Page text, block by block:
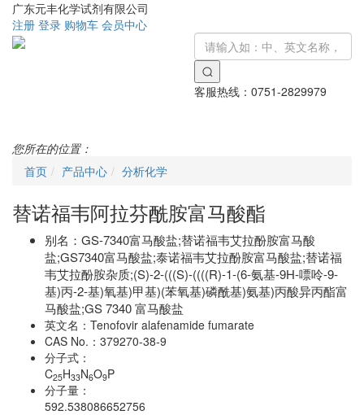
广东元丰化学试剂有限公司
注册 登录 购物车 会员中心
客服热线： 0751-2829979
您所在的位置：
首页
产品中心 分析化学
替诺福韦阿拉芬酰胺富马酸酯
别名： GS-7340富马酸盐;替诺福韦艾拉酚胺富马酸
盐;GS7340富马酸盐;泰诺福韦艾拉酚胺富马酸盐;替诺福
韦艾拉酚胺杂质;(S)-2-(((S)-((((R)-1-(6-氨基-9H-嘌呤-9-
基)丙-2-基)氧基)甲基)(苯氧基)磷酰基)氨基)丙酸异丙酯富
马酸盐;GS 7340 富马酸盐
英文名： Tenofovir alafenamide fumarate
CAS No.： 379270-38-9
分子式：
C25H33N6O9P
分子量：
592.538086652756